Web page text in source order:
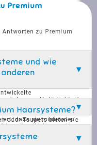
Premium
zu Premium
und wie
an Natürlichkeit
aus hochwertigen
zu unterscheiden sind. Im
oder Toupets bieten sie
für Männer, die unter
effektive Lösung suchen.
Haarsysteme?
dass sie minimalen
zu handhaben und
was den Alltag erheblich
gelegentliches Styling